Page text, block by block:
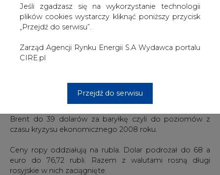
Jeśli zgadzasz się na wykorzystanie technologii
plików cookies wystarczy kliknąć poniższy przycisk
„Przejdź do serwisu”.
Zarząd Agencji Rynku Energii S.A Wydawca portalu
CIRE.pl
Przejdź do serwisu
ceny surowca. Dworkowicz przyznał, że takie rozmowy
już były prowadzone i w każdej chwili mogą zostać
wznowione. – Jeżeli pojawi się zaproszenie na kolejne
powiedział.
Prognoza Citibanku cytowana przez Bloomberg
Brent do 39 dolarów za baryłkę czyli do poziomów z
czasu kryzysu ekonomicznego 2008 roku.
Ceny ropy oddziałują na rubla. Dolar podrożał do 68 a
euro do 76,72 rubli. Razem z walutami rosną długi
rosyjskie w nich zaciągnięte.